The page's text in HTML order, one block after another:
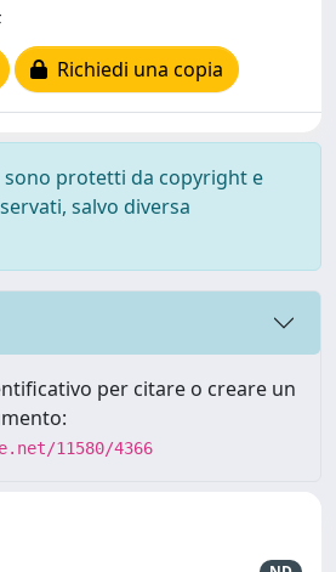
Richiedi una copia
sono protetti da copyright e
salvo diversa
per citare o creare un
11580/4366